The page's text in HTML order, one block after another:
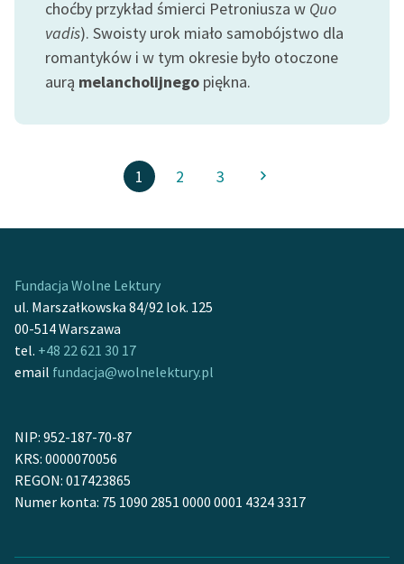
choćby przykład śmierci Petroniusza w Quo
vadis). Swoisty urok miało samobójstwo dla
romantyków i w tym okresie było otoczone
aurą melancholijnego piękna.
1 2 3
Fundacja Wolne Lektury
ul. Marszałkowska 84/92 lok. 125
00-514 Warszawa
tel. +48 22 621 30 17
email fundacja@wolnelektury.pl
NIP: 952-187-70-87
KRS: 0000070056
REGON: 017423865
Numer konta: 75 1090 2851 0000 0001 4324 3317